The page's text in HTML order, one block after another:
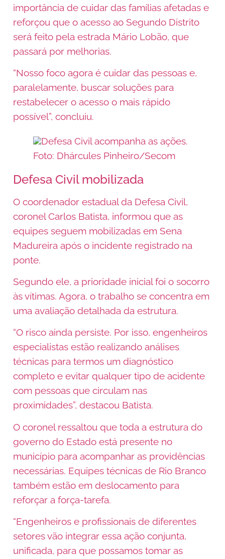
importância de cuidar das famílias afetadas e
reforçou que o acesso ao Segundo Distrito
será feito pela estrada Mário Lobão, que
passará por melhorias.
“Nosso foco agora é cuidar das pessoas e,
paralelamente, buscar soluções para
restabelecer o acesso o mais rápido
possível”, concluiu.
Defesa Civil acompanha as ações.
Foto: Dhárcules Pinheiro/Secom
Defesa Civil mobilizada
O coordenador estadual da Defesa Civil,
coronel Carlos Batista, informou que as
equipes seguem mobilizadas em Sena
Madureira após o incidente registrado na
ponte.
Segundo ele, a prioridade inicial foi o socorro
às vítimas. Agora, o trabalho se concentra em
uma avaliação detalhada da estrutura.
“O risco ainda persiste. Por isso, engenheiros
especialistas estão realizando análises
técnicas para termos um diagnóstico
completo e evitar qualquer tipo de acidente
com pessoas que circulam nas
proximidades”, destacou Batista.
O coronel ressaltou que toda a estrutura do
governo do Estado está presente no
município para acompanhar as providências
necessárias. Equipes técnicas de Rio Branco
também estão em deslocamento para
reforçar a força-tarefa.
“Engenheiros e profissionais de diferentes
setores vão integrar essa ação conjunta,
unificada, para que possamos tomar as